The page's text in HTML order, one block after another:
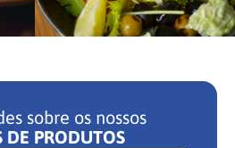
sobre os nossos
DE PRODUTOS